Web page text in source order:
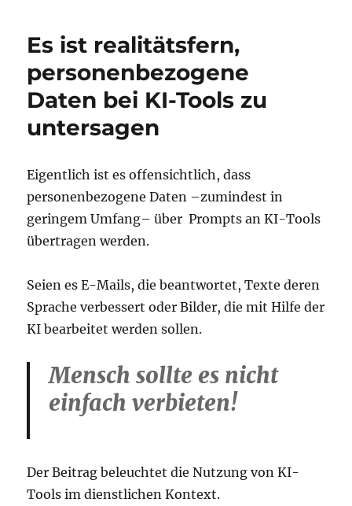
Es ist realitätsfern,
personenbezogene
Daten bei KI-Tools zu
untersagen
Eigentlich ist es offensichtlich, dass
personenbezogene Daten –zumindest in
geringem Umfang– über Prompts an KI-Tools
übertragen werden.
Seien es E-Mails, die beantwortet, Texte deren
Sprache verbessert oder Bilder, die mit Hilfe der
KI bearbeitet werden sollen.
Mensch sollte es nicht
einfach verbieten!
Der Beitrag beleuchtet die Nutzung von KI-
Tools im dienstlichen Kontext.